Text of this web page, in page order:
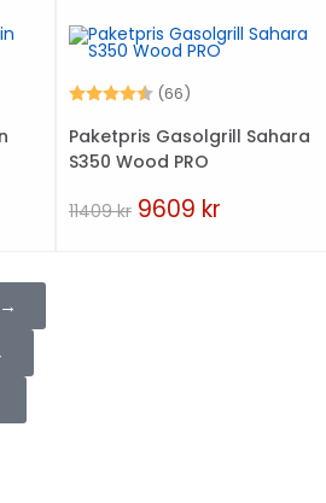
stjärnorBetyg: (66)
Paketpris Gasolgrill Sahara
S350 Wood PRO
11409kr 9609 kr